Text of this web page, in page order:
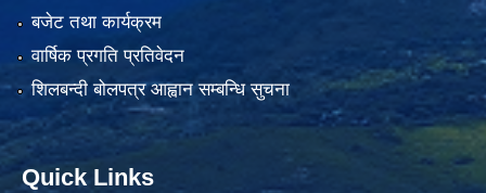
बजेट तथा कार्यक्रम
वार्षिक प्रगति प्रतिवेदन
शिलबन्दी बोलपत्र आह्वान सम्बन्धि सुचना
Quick Links